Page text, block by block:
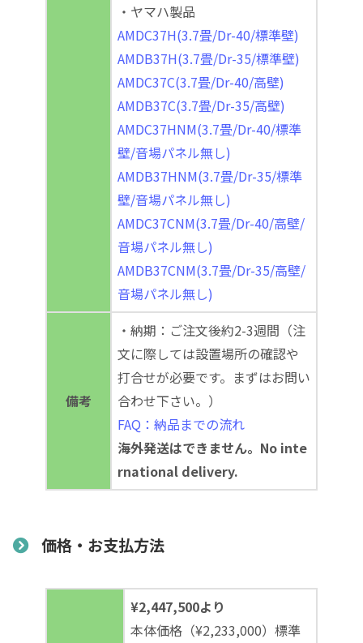
・ヤマハ製品
AMDC37H(3.7畳/Dr-40/標準壁)
AMDB37H(3.7畳/Dr-35/標準壁)
AMDC37C(3.7畳/Dr-40/高壁)
AMDB37C(3.7畳/Dr-35/高壁)
AMDC37HNM(3.7畳/Dr-40/標準
壁/音場パネル無し)
AMDB37HNM(3.7畳/Dr-35/標準
壁/音場パネル無し)
AMDC37CNM(3.7畳/Dr-40/高壁/
音場パネル無し)
AMDB37CNM(3.7畳/Dr-35/高壁/
音場パネル無し)
備考
・納期：ご注文後約2-3週間（注
文に際しては設置場所の確認や
打合せが必要です。まずはお問い
合わせ下さい。）
FAQ：納品までの流れ
海外発送はできません。No inte
rnational delivery.
価格・お支払方法
¥2,447,500より
本体価格（¥2,233,000）標準